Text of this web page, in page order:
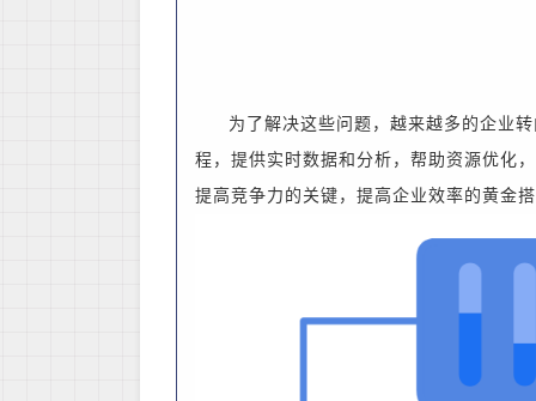
为了解决这些问题，越来越多的企业
程，提供实时数据和分析，帮助资源优化
提高竞争力的关键， 提高企业效率的黄金